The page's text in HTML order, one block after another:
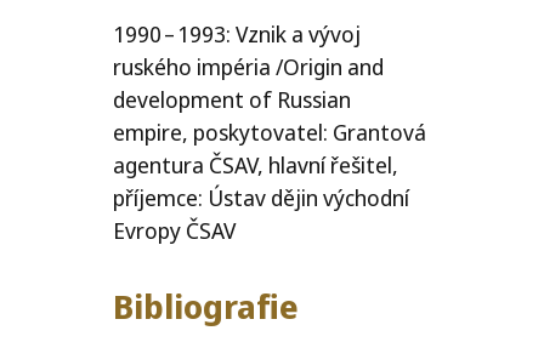
1990 – 1993: Vznik a vývoj
ruského impéria /​Origin and
development of Russian
empire, poskytovatel: Grantová
agentura ČSAV, hlavní řešitel,
příjemce: Ústav dějin východní
Evropy ČSAV
Bibliografie